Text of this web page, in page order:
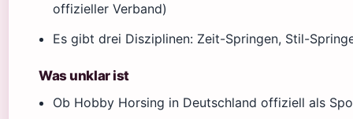
offizieller Verband)
Es gibt drei Disziplinen: Zeit-Springen, Stil-
Was unklar ist
Ob Hobby Horsing in Deutschland offiziell als